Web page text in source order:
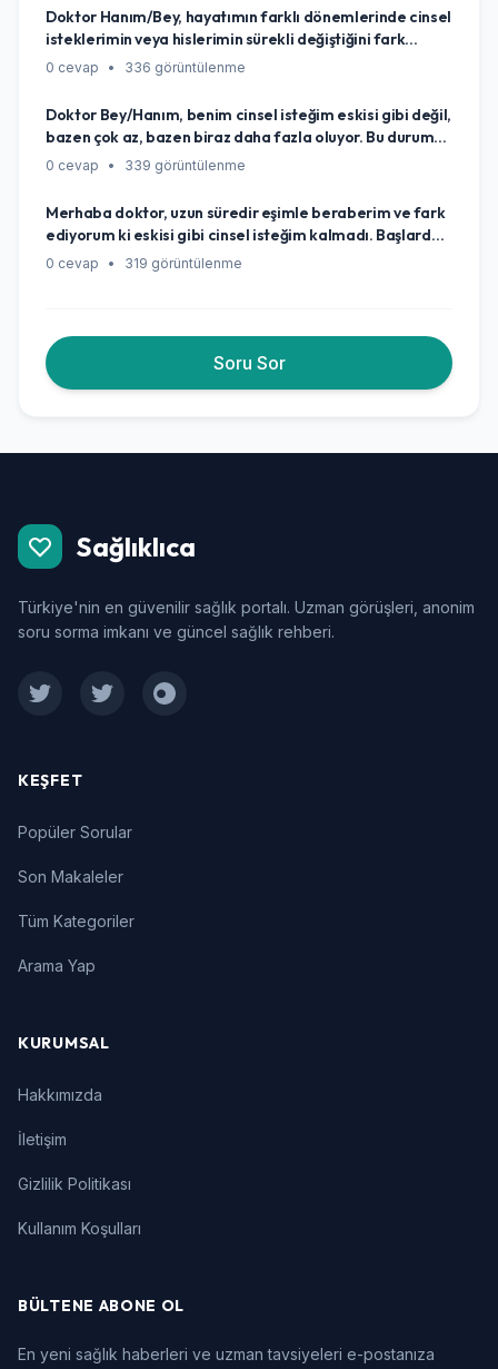
Doktor Hanım/Bey, hayatımın farklı dönemlerinde cinsel
isteklerimin veya hislerimin sürekli değiştiğini fark
ediyorum. Bazen çok canlıyken, bazen hiç aklıma
değişimler beni bazen şaşırtıyor, hatta biraz
endişelendiriyor. Bu durum normal mi, neden böyle
oluyor ve ben bu değişimlerle nasıl daha iyi başa
çıkabilirim?
0 cevap • 336 görüntülenme
Doktor Bey/Hanım, benim cinsel isteğim eskisi gibi değil,
bazen çok az, bazen biraz daha fazla oluyor. Bu durum
ilişkimizi etkiliyor ve ben bu konuda kendimi çok yalnız
başıma geliyor?
0 cevap • 339 görüntülenme
Merhaba doktor, uzun süredir eşimle beraberim ve fark
ediyorum ki eskisi gibi cinsel isteğim kalmadı. Başlarda
her şey harikaydı, tutku doluyduk ama şimdi sanki bir
0 cevap • 319 görüntülenme
Soru Sor
Sağlıklıca
Türkiye'nin en güvenilir sağlık portalı. Uzman görüşleri, anonim
soru sorma imkanı ve güncel sağlık rehberi.
FacebookTwitter Instagram
KEŞFET
Popüler Sorular
Son Makaleler
Tüm Kategoriler
Arama Yap
KURUMSAL
Hakkımızda
İletişim
Gizlilik Politikası
Kullanım Koşulları
BÜLTENE ABONE OL
En yeni sağlık haberleri ve uzman tavsiyeleri e-postanıza